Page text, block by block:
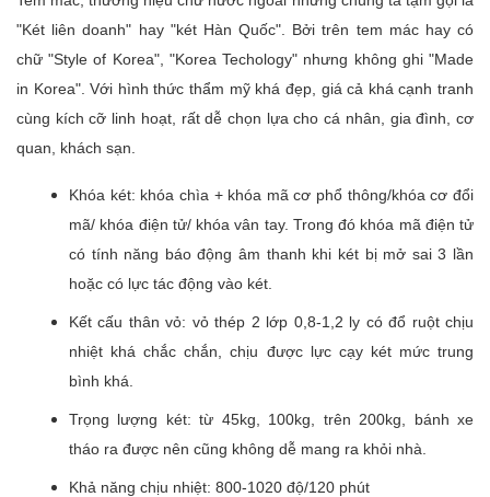
"Két liên doanh" hay "két Hàn Quốc". Bởi trên tem mác hay có
chữ "Style of Korea", "Korea Techology" nhưng không ghi "Made
in Korea". Với hình thức thẩm mỹ khá đẹp, giá cả khá cạnh tranh
cùng kích cỡ linh hoạt, rất dễ chọn lựa cho cá nhân, gia đình, cơ
quan, khách sạn.
Khóa két: khóa chìa + khóa mã cơ phổ thông/khóa cơ đổi
mã/ khóa điện tử/ khóa vân tay. Trong đó khóa mã điện tử
có tính năng báo động âm thanh khi két bị mở sai 3 lần
hoặc có lực tác động vào két.
Kết cấu thân vỏ: vỏ thép 2 lớp 0,8-1,2 ly có đổ ruột chịu
nhiệt khá chắc chắn, chịu được lực cạy két mức trung
bình khá.
Trọng lượng két: từ 45kg, 100kg, trên 200kg, bánh xe
tháo ra được nên cũng không dễ mang ra khỏi nhà.
Khả năng chịu nhiệt: 800-1020 độ/120 phút